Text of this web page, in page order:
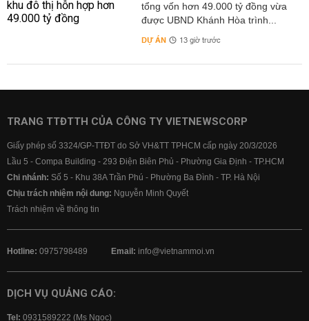
tổng vốn hơn 49.000 tỷ đồng vừa
được UBND Khánh Hòa trình...
DỰ ÁN 13 giờ trước
TRANG TTĐTTH CỦA CÔNG TY VIETNEWSCORP
Giấy phép số 3324/GP-TTĐT do Sở VH&TT TPHCM cấp ngày 20/3/2026
Lầu 5 - Compa Building - 293 Điện Biên Phủ - Phường Gia Định - TP.HCM
Chi nhánh: Số 5 - Khu 38A Trần Phú - Phường Ba Đình - TP. Hà Nội
Chịu trách nhiệm nội dung: Nguyễn Minh Quyết
Trách nhiệm về thông tin
Hotline: 0975798489 Email: info@vietnammoi.vn
DỊCH VỤ QUẢNG CÁO:
Tel: 0931589222 (Ms Ngọc)